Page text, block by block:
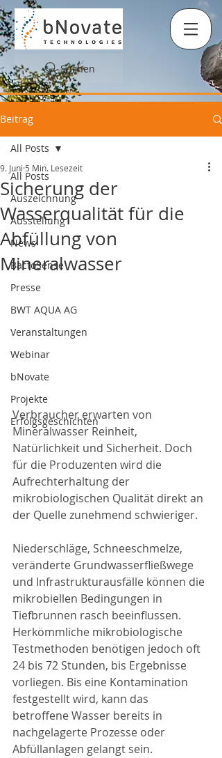
Suchen
Beitrag
All Posts
Auszeichnung
Ausstellung
News
BactoSense
Presse
BWT AQUA AG
Veranstaltungen
Webinar
bNovate
Projekte
Erfolgsgeschichten
All Posts
Sicherung der
Wasserqualität für die
Abfüllung von
Mineralwasser
9. Juni 5 Min. Lesezeit
Verbraucher erwarten von
Mineralwasser Reinheit,
Natürlichkeit und Sicherheit. Doch
für die Produzenten wird die
Aufrechterhaltung der
mikrobiologischen Qualität direkt an
der Quelle zunehmend schwieriger.
Niederschläge, Schneeschmelze,
veränderte Grundwasserfließwege
und Infrastrukturausfälle können die
mikrobiellen Bedingungen in
Tiefbrunnen rasch beeinflussen.
Herkömmliche mikrobiologische
Testmethoden benötigen jedoch oft
24 bis 72 Stunden, bis Ergebnisse
vorliegen. Bis eine Kontamination
festgestellt wird, kann das
betroffene Wasser bereits in
nachgelagerte Prozesse oder
Abfüllanlagen gelangt sein.